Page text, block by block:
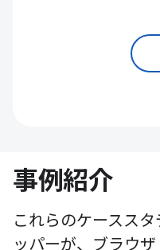
事例紹介
これらのケースス
ッパーが、ブラウ